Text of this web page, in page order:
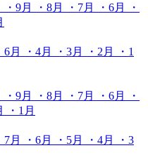
・9月 ・8月 ・7月 ・6月
・
6月 ・4月 ・3月 ・2月
・1
・9月 ・8月 ・7月 ・6月
・
・1月
7月 ・6月 ・5月 ・4月
・3